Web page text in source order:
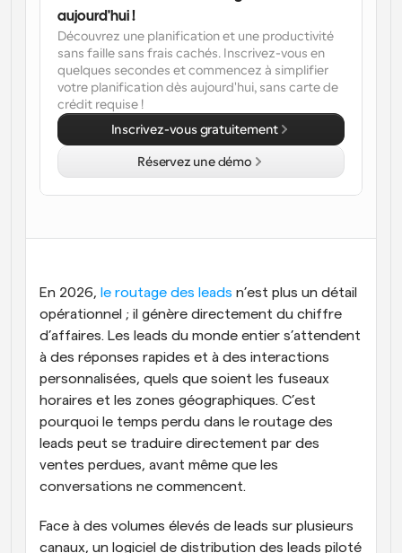
Programmation surpuissante avec des appels
alimentés par l'IA
Flux de travail
Automatiser la planification et les rappels
Blog
Restez à jour avec les dernières nouvelles et mises à
jour
Réunions instantanées
Rencontrez des clients en quelques minutes
Webhooks
En 2026, le routage des leads n’est plus un détail
opérationnel ; il génère directement du chiffre
d’affaires. Les leads du monde entier s’attendent
à des réponses rapides et à des interactions
personnalisées, quels que soient les fuseaux
horaires et les zones géographiques. C’est
pourquoi le temps perdu dans le routage des
leads peut se traduire directement par des
ventes perdues, avant même que les
conversations ne commencent.
Face à des volumes élevés de leads sur plusieurs
canaux, un logiciel de distribution des leads piloté
aujourd'hui !
Découvrez une planification et une productivité
sans faille sans frais cachés. Inscrivez-vous en
quelques secondes et commencez à simplifier
votre planification dès aujourd'hui, sans carte de
crédit requise !
Inscrivez-vous gratuitement
Réservez une démo